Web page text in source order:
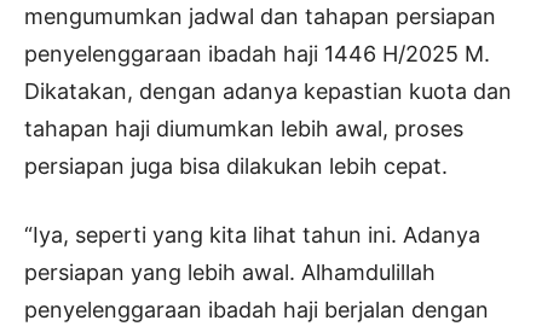
mengumumkan jadwal dan tahapan persiapan
penyelenggaraan ibadah haji 1446 H/2025 M.
Dikatakan, dengan adanya kepastian kuota dan
tahapan haji diumumkan lebih awal, proses
persiapan juga bisa dilakukan lebih cepat.
“Iya, seperti yang kita lihat tahun ini. Adanya
persiapan yang lebih awal. Alhamdulillah
penyelenggaraan ibadah haji berjalan dengan